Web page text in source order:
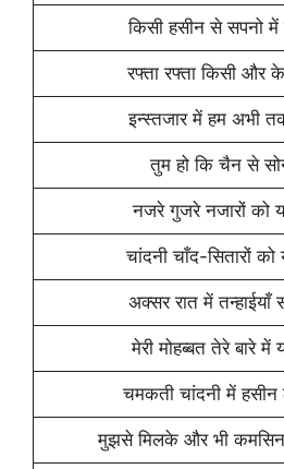
किसी हसीन से सपनो
रफ्ता रफ्ता किसी और
इन्स्तजार में हम अभी
तुम हो कि चैन से
नजरे गुजरे नजारों को
चांदनी चाँद-सितारों
अक्सर रात में तन्हाईयाँ
मेरी मोहब्बत तेरे बारे में
चमकती चांदनी में हसीन
मुझसे मिलके और भी